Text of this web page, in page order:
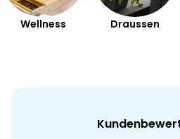
Wellness Draussen